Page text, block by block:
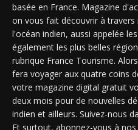
basée en France. Magazine
on vous fait découvrir à travers
l'océan indien, aussi appelée
également les plus belles
rubrique France Tourisme.
fera voyager aux quatre coins
votre magazine digital gratuit
deux mois pour de nouvelles
indien et ailleurs. Suivez-nous
Et surtout, abonnez-vous à